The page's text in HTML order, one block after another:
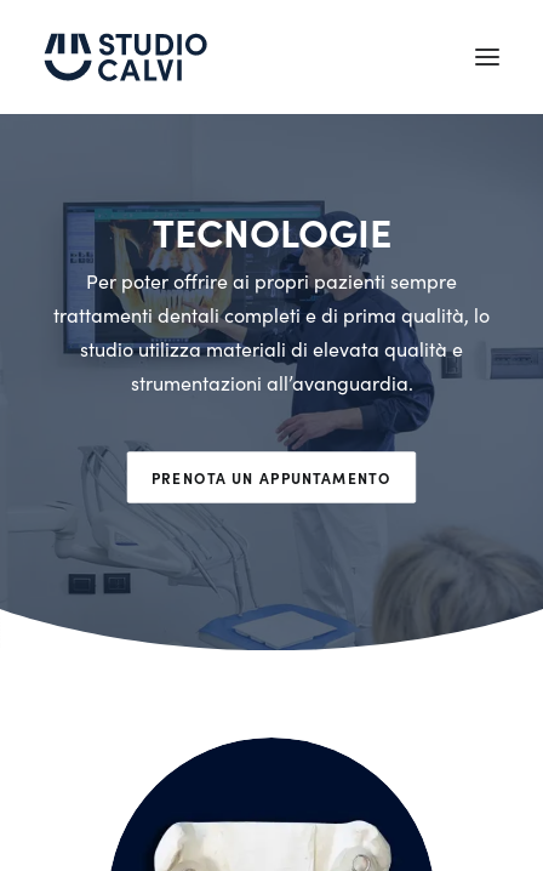
Testimonianze
Trattamenti
Tecnologie
TECNOLOGIE
Per poter offrire ai propri pazienti sempre
trattamenti dentali completi e di prima qualità, lo
studio utilizza materiali di elevata qualità e
strumentazioni all’avanguardia.
PRENOTA UN APPUNTAMENTO